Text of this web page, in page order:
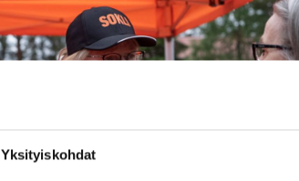
Yksityiskohdat